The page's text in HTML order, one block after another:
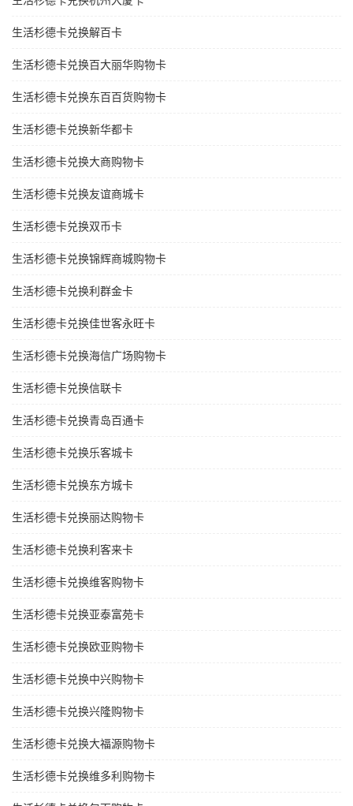
生活杉德卡兑换解百卡
生活杉德卡兑换百大丽华购物卡
生活杉德卡兑换东百百货购物卡
生活杉德卡兑换新华都卡
生活杉德卡兑换大商购物卡
生活杉德卡兑换友谊商城卡
生活杉德卡兑换双币卡
生活杉德卡兑换锦辉商城购物卡
生活杉德卡兑换利群金卡
生活杉德卡兑换佳世客永旺卡
生活杉德卡兑换海信广场购物卡
生活杉德卡兑换信联卡
生活杉德卡兑换青岛百通卡
生活杉德卡兑换乐客城卡
生活杉德卡兑换东方城卡
生活杉德卡兑换丽达购物卡
生活杉德卡兑换利客来卡
生活杉德卡兑换维客购物卡
生活杉德卡兑换亚泰富苑卡
生活杉德卡兑换欧亚购物卡
生活杉德卡兑换中兴购物卡
生活杉德卡兑换兴隆购物卡
生活杉德卡兑换大福源购物卡
生活杉德卡兑换维多利购物卡